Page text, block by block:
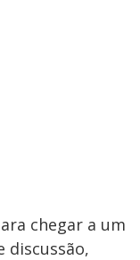
chegar a um
discussão,